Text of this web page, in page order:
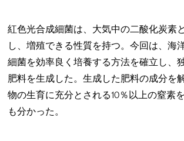
紅色光合成細菌は、大気中の二酸化炭素
し、増殖できる性質を持つ。今回は、海
細菌を効率良く培養する方法を確立し、
肥料を生成した。生成した肥料の成分を
物の生育に充分とされる10％以上の窒素
も分かった。